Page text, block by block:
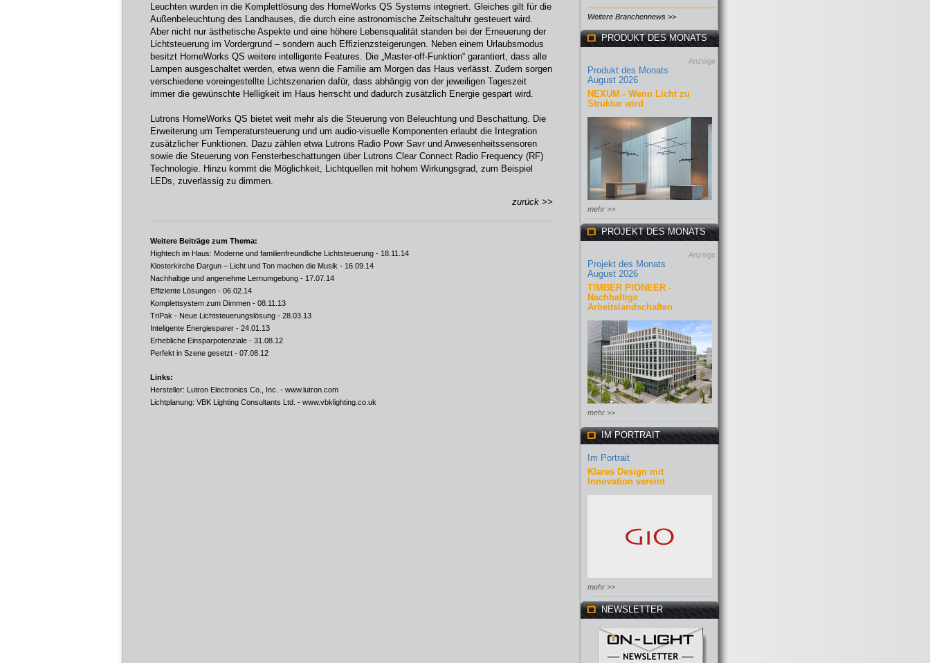
Leuchten wurden in die Komplettlösung des HomeWorks QS Systems integriert. Gleiches gilt für die
Außenbeleuchtung des Landhauses, die durch eine astronomische Zeitschaltuhr gesteuert wird.
Aber nicht nur ästhetische Aspekte und eine höhere Lebensqualität standen bei der Erneuerung der
Lichtsteuerung im Vordergrund – sondern auch Effizienzsteigerungen. Neben einem Urlaubsmodus
besitzt HomeWorks QS weitere intelligente Features. Die „Master-off-Funktion“ garantiert, dass alle
Lampen ausgeschaltet werden, etwa wenn die Familie am Morgen das Haus verlässt. Zudem sorgen
verschiedene voreingestellte Lichtszenarien dafür, dass abhängig von der jeweiligen Tageszeit
immer die gewünschte Helligkeit im Haus herrscht und dadurch zusätzlich Energie gespart wird.
Lutrons HomeWorks QS bietet weit mehr als die Steuerung von Beleuchtung und Beschattung. Die
Erweiterung um Temperatursteuerung und um audio-visuelle Komponenten erlaubt die Integration
zusätzlicher Funktionen. Dazu zählen etwa Lutrons Radio Powr Savr und Anwesenheitssensoren
sowie die Steuerung von Fensterbeschattungen über Lutrons Clear Connect Radio Frequency (RF)
Technologie. Hinzu kommt die Möglichkeit, Lichtquellen mit hohem Wirkungsgrad, zum Beispiel
LEDs, zuverlässig zu dimmen.
zurück >>
Weitere Beiträge zum Thema:
Hightech im Haus: Moderne und familienfreundliche Lichtsteuerung - 18.11.14
Klosterkirche Dargun – Licht und Ton machen die Musik - 16.09.14
Nachhaltige und angenehme Lernumgebung - 17.07.14
Effiziente Lösungen - 06.02.14
Komplettsystem zum Dimmen - 08.11.13
TriPak - Neue Lichtsteuerungslösung - 28.03.13
Inteligente Energiesparer - 24.01.13
Erhebliche Einsparpotenziale - 31.08.12
Perfekt in Szene gesetzt - 07.08.12
Links:
Hersteller: Lutron Electronics Co., Inc. - www.lutron.com
Lichtplanung: VBK Lighting Consultants Ltd. - www.vbklighting.co.uk
Weitere Branchennews >>
PRODUKT DES MONATS
Anzeige
Produkt des Monats
August 2026
NEXUM - Wenn Licht zu
Struktur wird
mehr >>
PROJEKT DES MONATS
Anzeige
Projekt des Monats
August 2026
TIMBER PIONEER -
Nachhaltige
Arbeitslandschaften
mehr >>
IM PORTRAIT
Im Portrait
Klares Design mit
Innovation vereint
mehr >>
NEWSLETTER